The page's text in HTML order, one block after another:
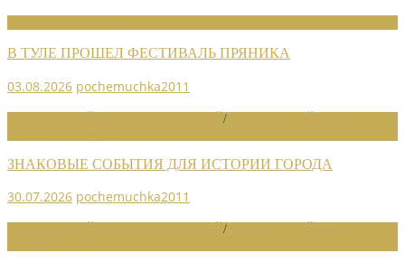
В ТУЛЕ ПРОШЕЛ ФЕСТИВАЛЬ ПРЯНИКА
03.08.2026 pochemuchka2011
/
ЗНАКОВЫЕ СОБЫТИЯ ДЛЯ ИСТОРИИ ГОРОДА
30.07.2026 pochemuchka2011
/